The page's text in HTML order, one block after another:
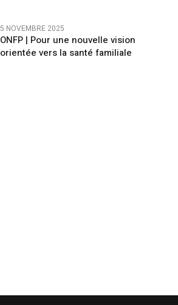
5 NOVEMBRE 2025
ONFP | Pour une nouvelle vision
orientée vers la santé familiale